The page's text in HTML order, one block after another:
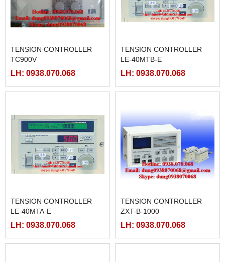
TENSION CONTROLLER
TC900V
LH: 0938.070.068
TENSION CONTROLLER
LE-40MTB-E
LH: 0938.070.068
TENSION CONTROLLER
LE-40MTA-E
LH: 0938.070.068
TENSION CONTROLLER
ZXT-B-1000
LH: 0938.070.068